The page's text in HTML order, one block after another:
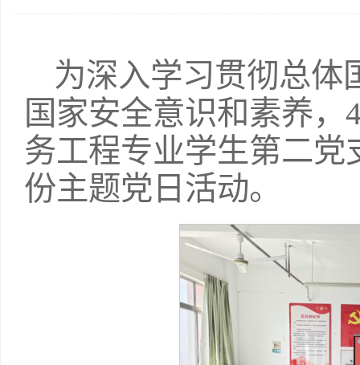
为深入学习贯彻总体
国家安全意识和素养
务工程专业学生第二党
份主题党日活动。